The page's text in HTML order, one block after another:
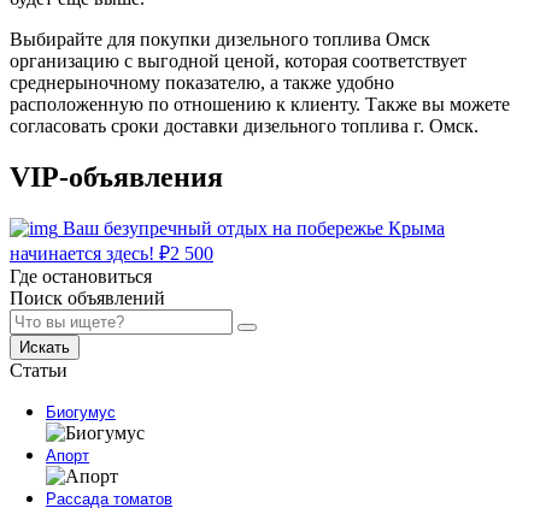
Выбирайте для покупки дизельного топлива Омск
организацию с выгодной ценой, которая соответствует
среднерыночному показателю, а также удобно
расположенную по отношению к клиенту. Также вы можете
согласовать сроки доставки дизельного топлива г. Омск.
VIP-объявления
Ваш безупречный отдых на побережье Крыма
начинается здесь! ₽2 500
Где остановиться
Поиск объявлений
Искать
Статьи
Биогумус
Апорт
Рассада томатов